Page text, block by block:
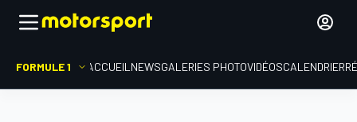
FORMULE 1 ACCUEIL NEWSGALERIES PHOTOVIDÉOSCALENDRIER